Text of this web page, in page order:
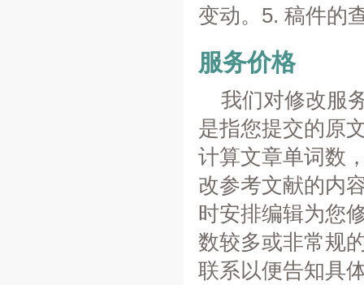
变动。5. 稿件的
服务价格
我们对修改服
是指您提交的原
计算文章单词数
改参考文献的内
时安排编辑为您
数较多或非常规
联系以便告知具